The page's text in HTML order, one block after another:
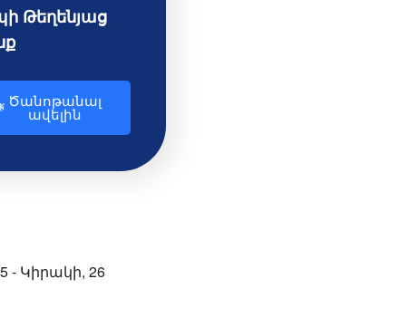
Թեղենյաց
Ծանոթանալ
ավելին
- Կիրակի, 26